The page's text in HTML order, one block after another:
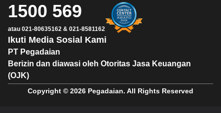
PT Pegadaian
Berizin dan diawasi oleh Otoritas Jasa Keuangan
(OJK)
Ikuti Media Sosial Kami
1500 569
atau 021-80635162 & 021-8581162
Copyright © 2026 Pegadaian. All Rights Reserved